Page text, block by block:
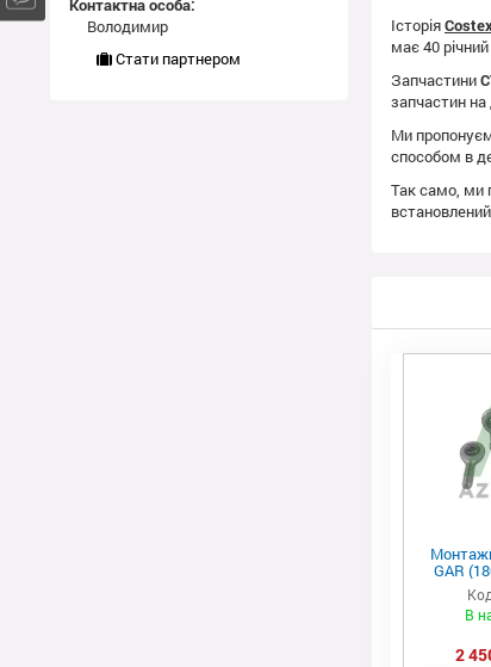
Історія
має 40
Запчастини
запчастин на
Ми
способом в
Так само, ми
GAR
В
2
Контактна особа:
Володимир
Стати партнером